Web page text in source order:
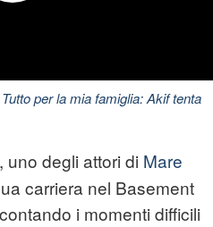
per la mia famiglia: Akif tenta
, uno degli attori di Mare
carriera nel Basement
i momenti difficili